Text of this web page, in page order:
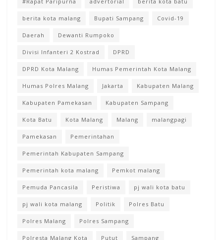
berita kota malang Bupati Sampang Covid-19
Daerah Dewanti Rumpoko
Divisi Infanteri 2 Kostrad DPRD
DPRD Kota Malang Humas Pemerintah Kota Malang
Humas Polres Malang Jakarta Kabupaten Malang
Kabupaten Pamekasan Kabupaten Sampang
Kota Batu Kota Malang Malang malangpagi
Pamekasan Pemerintahan
Pemerintah Kabupaten Sampang
Pemerintah kota malang Pemkot malang
Pemuda Pancasila Peristiwa pj wali kota batu
pj wali kota malang Politik Polres Batu
Polres Malang Polres Sampang
Polresta Malang Kota Putut Sampang